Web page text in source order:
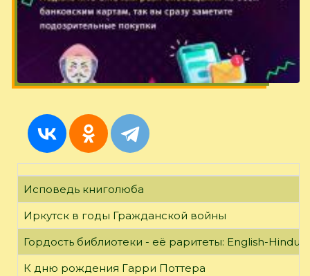
Исповедь книголюба
Иркутск в годы Гражданской войны
Гордость библиотеки - её раритеты: English-
К дню рождения Гарри Поттера